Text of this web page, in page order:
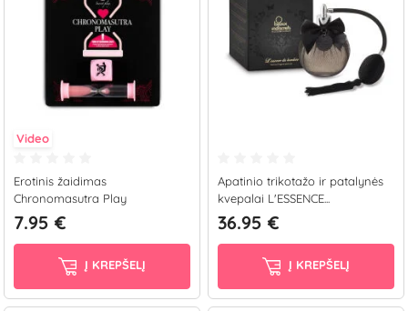
Video
Erotinis žaidimas
Chronomasutra Play
7.95 €
Į KREPŠELĮ
Apatinio trikotažo ir patalynės
kvepalai L'ESSENCE...
36.95 €
Į KREPŠELĮ